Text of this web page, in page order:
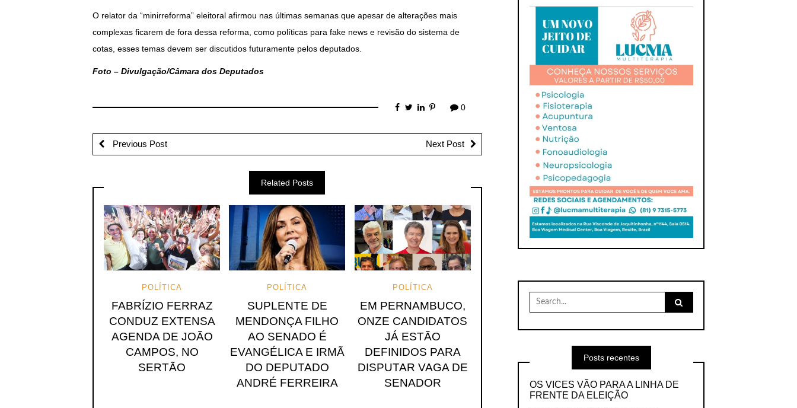
O relator da “minirreforma” eleitoral afirmou nas últimas semanas que apesar de alterações mais
complexas ficarem de fora dessa reforma, como políticas para fake news e revisão do sistema de
cotas, esses temas devem ser discutidos futuramente pelos deputados.
Foto – Divulgação/Câmara dos Deputados
0
Previous Post Next Post
Related Posts
POLÍTICA
FABRÍZIO FERRAZ
CONDUZ EXTENSA
AGENDA DE JOÃO
CAMPOS, NO
SERTÃO
POLÍTICA
SUPLENTE DE
MENDONÇA FILHO
AO SENADO É
EVANGÉLICA E IRMÃ
DO DEPUTADO
ANDRÉ FERREIRA
POLÍTICA
EM PERNAMBUCO,
ONZE CANDIDATOS
JÁ ESTÃO
DEFINIDOS PARA
DISPUTAR VAGA DE
SENADOR
Search
for:
Posts recentes
OS VICES VÃO PARA A LINHA DE
FRENTE DA ELEIÇÃO